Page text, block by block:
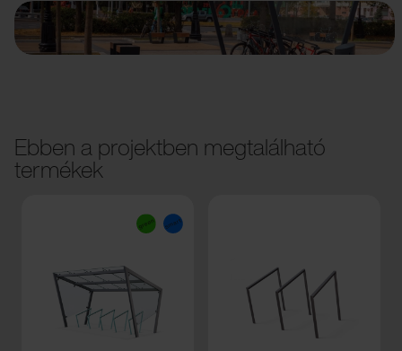
Ebben a projektben megtalálható
termékek